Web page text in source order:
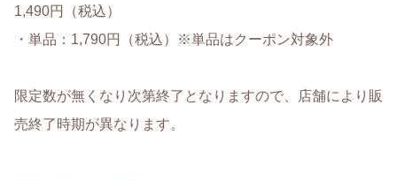
1,490円（税込）
・単品：1,790円（税込）※単品はクーポン対象外
限定数が無くなり次第終了となりますので、店舗により販
売終了時期が異なります。